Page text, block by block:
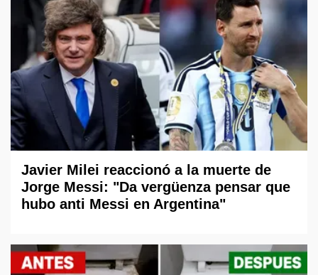
Javier Milei reaccionó a la muerte de
Jorge Messi: "Da vergüenza pensar que
hubo anti Messi en Argentina"